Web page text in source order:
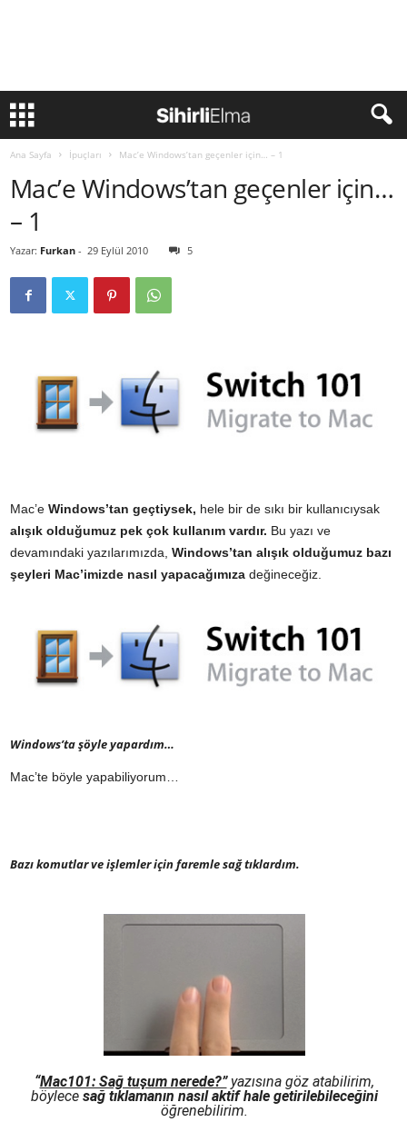
Ana Sayfa İpuçları Mac’e Windows’tan geçenler için… – 1
Mac’e Windows’tan geçenler için…
– 1
Yazar: Furkan - 29 Eylül 2010 5
Mac’e Windows’tan geçtiysek, hele bir de sıkı bir kullanıcıysak
alışık olduğumuz pek çok kullanım vardır. Bu yazı ve
devamındaki yazılarımızda, Windows’tan alışık olduğumuz bazı
şeyleri Mac’imizde nasıl yapacağımıza değineceğiz.
Windows’ta şöyle yapardım…
Mac’te böyle yapabiliyorum…
Bazı komutlar ve işlemler için faremle sağ tıklardım.
“Mac101: Sağ tuşum nerede?” yazısına göz atabilirim,
böylece sağ tıklamanın nasıl aktif hale getirilebileceğini
öğrenebilirim.